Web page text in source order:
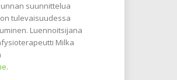
suunnittelua
tulevaisuudessa
Luennoitsijana
Milka
.